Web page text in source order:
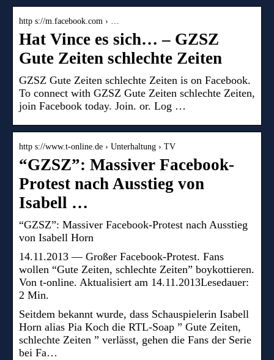
http s://m.facebook.com › …
Hat Vince es sich… – GZSZ
Gute Zeiten schlechte Zeiten
GZSZ Gute Zeiten schlechte Zeiten is on Facebook.
To connect with GZSZ Gute Zeiten schlechte Zeiten,
join Facebook today. Join. or. Log …
http s://www.t-online.de › Unterhaltung › TV
“GZSZ”: Massiver Facebook-
Protest nach Ausstieg von
Isabell …
“GZSZ”: Massiver Facebook-Protest nach Ausstieg
von Isabell Horn
14.11.2013 — Großer Facebook-Protest. Fans
wollen “Gute Zeiten, schlechte Zeiten” boykottieren.
Von t-online. Aktualisiert am 14.11.2013Lesedauer:
2 Min.
Seitdem bekannt wurde, dass Schauspielerin Isabell
Horn alias Pia Koch die RTL-Soap ” Gute Zeiten,
schlechte Zeiten ” verlässt, gehen die Fans der Serie
bei Fa…